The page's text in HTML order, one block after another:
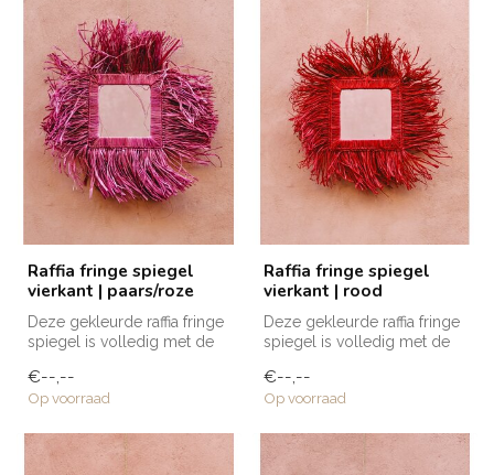
Raffia fringe spiegel
vierkant | paars/roze
Deze gekleurde raffia fringe
spiegel is volledig met de
€--,--
Op voorraad
Raffia fringe spiegel
vierkant | rood
Deze gekleurde raffia fringe
spiegel is volledig met de
€--,--
Op voorraad